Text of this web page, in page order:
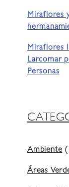
Miraflores
Miraflores
Larcomar
Personas
Ambiente
Áreas